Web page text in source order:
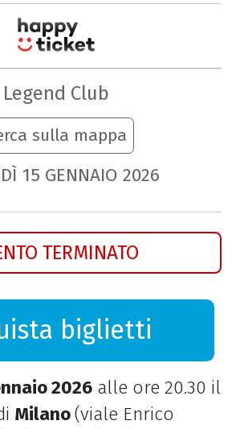
Legend Club
sulla mappa
15 GENNAIO 2026
TERMINATO
biglietti
2026alle ore 20.30 il
Milano(viale Enrico